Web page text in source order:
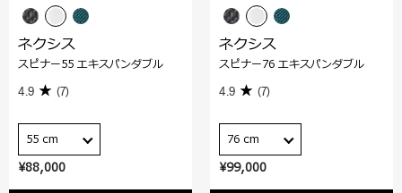
¥88,000
ネクシス
スピナー55 エキスパンダブル
4.9 (7)
55 cm
¥99,000
ネクシス
スピナー76 エキスパンダブル
4.9 (7)
76 cm